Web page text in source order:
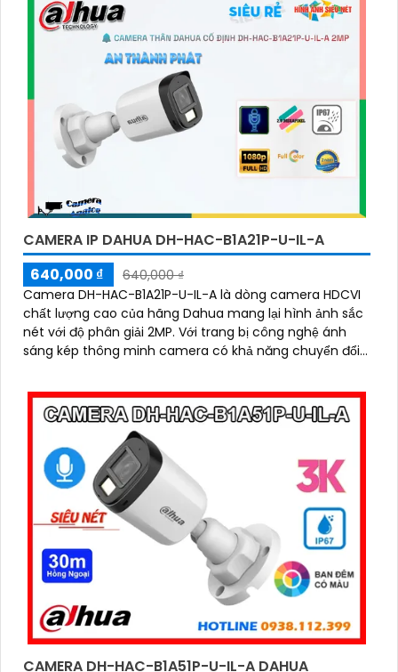
CAMERA IP DAHUA DH-HAC-B1A21P-U-IL-A
640,000 ₫
640,000 ₫
Camera DH-HAC-B1A21P-U-IL-A là dòng camera HDCVI
chất lượng cao của hãng Dahua mang lại hình ảnh sắc
nét với độ phân giải 2MP. Với trang bị công nghệ ánh
sáng kép thông minh camera có khả năng chuyển đổi
đêm tầm xa lên đến 20m đảm bảo an ninh hiệu quả
CAMERA DH-HAC-B1A51P-U-IL-A DAHUA